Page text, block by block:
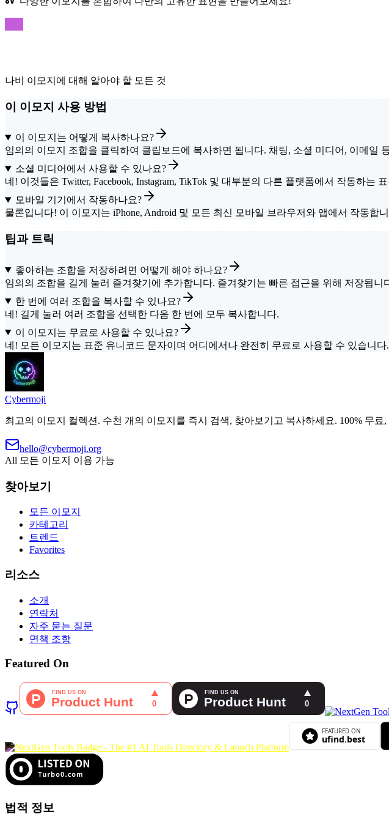
나비 이모지에 대해 알아야 할 모든 것
이 이모지 사용 방법
이 이모지는 어떻게 복사하나요?
임의의 이모지 조합을 클릭하여 클립보드에 복사하면 됩니다. 채팅, 소셜 미디어, 이메일
소셜 미디어에서 사용할 수 있나요?
네! 이것들은 Twitter, Facebook, Instagram, TikTok 및 대부분의 다른 플랫폼에서 작동하는
모바일 기기에서 작동하나요?
물론입니다! 이 이모지는 iPhone, Android 및 모든 최신 모바일 브라우저와 앱에서 작동합
팁과 트릭
좋아하는 조합을 저장하려면 어떻게 해야 하나요?
임의의 조합을 길게 눌러 즐겨찾기에 추가합니다. 즐겨찾기는 빠른 접근을 위해 저장됩니
한 번에 여러 조합을 복사할 수 있나요?
네! 길게 눌러 여러 조합을 선택한 다음 한 번에 모두 복사합니다.
이 이모지는 무료로 사용할 수 있나요?
네! 모든 이모지는 표준 유니코드 문자이며 어디에서나 완전히 무료로 사용할 수 있습니다.
Cybermoji
최고의 이모지 컬렉션. 수천 개의 이모지를 즉시 검색, 찾아보기고 복사하세요. 100% 무료
hello@cybermoji.org
All 모든 이모지 이용 가능
찾아보기
모든 이모지
카테고리
트렌드
Favorites
리소스
소개
연락처
자주 묻는 질문
면책 조항
Featured On
법적 정보